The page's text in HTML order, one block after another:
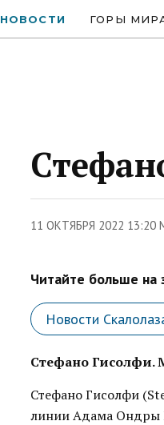
НОВОСТИ ГОРЫ
11 ОКТЯБРЯ 2022 13:20
Читайте больше на
Новости
Стефано Гисолфи.
Стефано Гисолфи
линии Адама Ондры